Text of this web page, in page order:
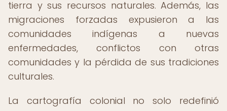
tierra y sus recursos naturales. Además, las
migraciones forzadas expusieron a las
comunidades indígenas a nuevas
enfermedades, conflictos con otras
comunidades y la pérdida de sus tradiciones
culturales.
La cartografía colonial no solo redefinió